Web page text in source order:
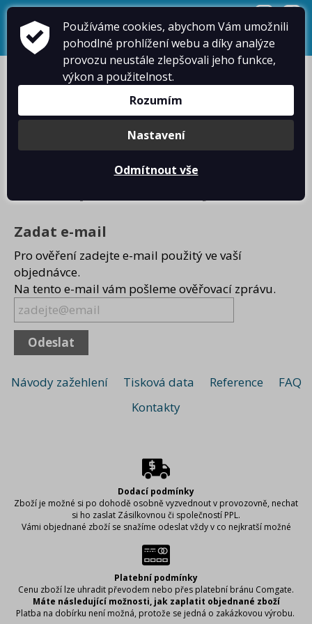
košík je prázdný
Zadat e-mail
Pro ověření zadejte e-mail použitý ve vaší
objednávce.
Na tento e-mail vám pošleme ověřovací zprávu.
Návody zažehlení Tisková data Reference
FAQ
Kontakty
Dodací podmínky
Zboží je možné si po dohodě osobně vyzvednout v provozovně, nechat
si ho zaslat Zásilkovnou či společností PPL.
Vámi objednané zboží se snažíme odeslat vždy v co nejkratší možné
abyste při vyplňování dodacích údajů řádně vyplnili požadované
informace. (Může se stát, že napíšete špatně adresu či uděláte chybu ve
svém příjmení a zboží nelze doručit.) Proto si, prosím, vyplněné údaje
vždy zkontrolujte, aby se předešlo případnému zbytečnému zdržení či
vrácení Vaší zásilky.
Jak je uvedeno v záložkách platební podmínky a dodací lhůty, způsob
doručení i jeho cenu volíte sami. Můžete si zboží objednat Zásilkovnu či
Platební podmínky
Cenu zboží lze uhradit převodem nebo přes platební bránu Comgate.
Máte následující možnosti, jak zaplatit objednané zboží
Platba na dobírku není možná, protože se jedná o zakázkovou výrobu.
Používáme cookies, abychom Vám umožnili
pohodlné prohlížení webu a díky analýze
provozu neustále zlepšovali jeho funkce,
výkon a použitelnost.
Rozumím
Nastavení
Odmítnout vše